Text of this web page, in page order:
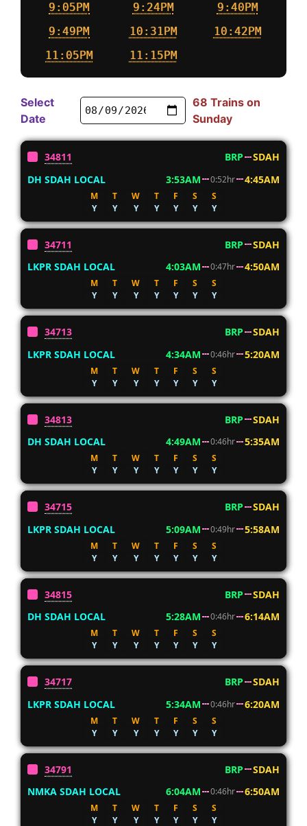
9:05PM
9:24PM
9:40PM
9:49PM
10:31PM
10:42PM
11:05PM
11:15PM
Select
Date
68 Trains on
Sunday
34811 BRP
SDAH
DH SDAH LOCAL
3:53AM 0:52hr 4:45AM
M T W T F S
S
Y
Y Y Y Y Y Y
34711 BRP
SDAH
LKPR SDAH LOCAL
4:03AM 0:47hr 4:50AM
M T W T F S
S
Y
Y Y Y Y Y Y
34713 BRP
SDAH
LKPR SDAH LOCAL
4:34AM 0:46hr 5:20AM
M T W T F S
S
Y
Y Y Y Y Y Y
34813 BRP
SDAH
DH SDAH LOCAL
4:49AM 0:46hr 5:35AM
M T W T F S
S
Y
Y Y Y Y Y Y
34715 BRP
SDAH
LKPR SDAH LOCAL
5:09AM 0:49hr 5:58AM
M T W T F S
S
Y
Y Y Y Y Y Y
34815 BRP
SDAH
DH SDAH LOCAL
5:28AM 0:46hr 6:14AM
M T W T F S
S
Y
Y Y Y Y Y Y
34717 BRP
SDAH
LKPR SDAH LOCAL
5:34AM 0:46hr 6:20AM
M T W T F S
S
Y
Y Y Y Y Y Y
34791 BRP
SDAH
NMKA SDAH LOCAL
6:04AM 0:46hr 6:50AM
M T W T F S
S
Y
Y Y Y Y Y Y